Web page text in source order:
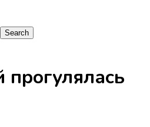
прогулялась